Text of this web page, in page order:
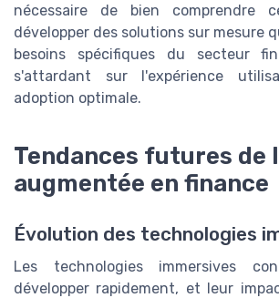
nécessaire de bien comprendre
développer des solutions sur mesure
besoins spécifiques du secteur
s'attardant sur l'expérience
adoption optimale.
Tendances futures de
augmentée en finance
Évolution des technologies
Les technologies immersives
développer rapidement, et leur